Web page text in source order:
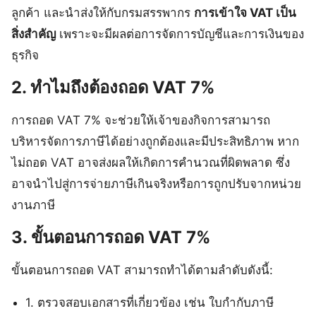
ลูกค้า และนำส่งให้กับกรมสรรพากร การเข้าใจ VAT เป็น
สิ่งสำคัญเพราะจะมีผลต่อการจัดการบัญชีและการเงินของ
ธุรกิจ
2. ทำไมถึงต้องถอด VAT 7%
การถอด VAT 7% จะช่วยให้เจ้าของกิจการสามารถ
บริหารจัดการภาษีได้อย่างถูกต้องและมีประสิทธิภาพ หาก
ไม่ถอด VAT อาจส่งผลให้เกิดการคำนวณที่ผิดพลาด ซึ่ง
อาจนำไปสู่การจ่ายภาษีเกินจริงหรือการถูกปรับจากหน่วย
งานภาษี
3. ขั้นตอนการถอด VAT 7%
ขั้นตอนการถอด VAT สามารถทำได้ตามลำดับดังนี้:
1. ตรวจสอบเอกสารที่เกี่ยวข้อง เช่น ใบกำกับภาษี